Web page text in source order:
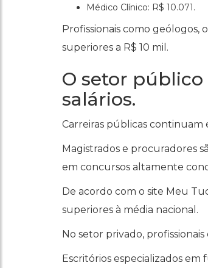
Médico Clínico: R$ 10.071.
Profissionais como geólogos,
superiores a R$ 10 mil.
O setor
salários.
Carreiras públicas
Magistrados e procuradores
em concursos altamente
De acordo com o site Meu
superiores à média nacional.
No setor privado,
Escritórios especializados em